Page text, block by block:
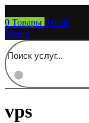
0 Товары 0,00 ₽
Меню
vps